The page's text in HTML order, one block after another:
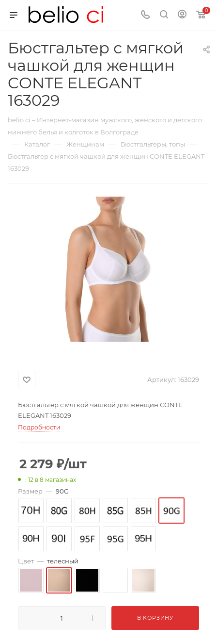
0
Бюстгальтер с мягкой
чашкой для женщин
CONTE ELEGANT
163029
belio ci – Интернет-магазин мужского, женского и детского
нижнего белья и колготок в Волгограде
— Каталог — Женщинам — Бюстгальтеры, топы —
Бюстгальтер с мягкой чашкой для женщин CONTE ELEGANT
163029
Артикул: 163029
Бюстгальтер с мягкой чашкой для женщин CONTE
ELEGANT 163029
Подробности
2 279 ₽/шт
: 12 в 8 магазинах
Размер — 90G
Цвет — телесный
В КОРЗИНУ